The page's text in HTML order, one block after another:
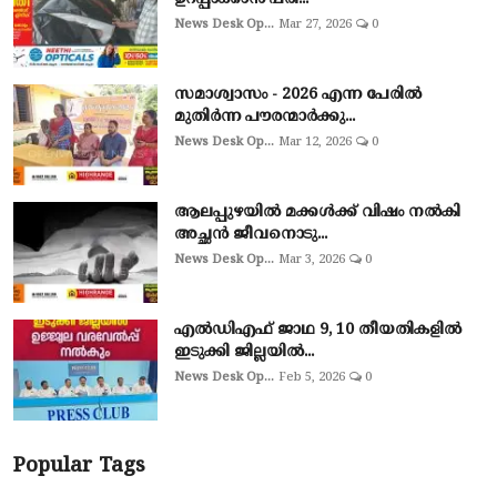
News Desk Op... Mar 27, 2026 0
സമാശ്വാസം - 2026 എന്ന പേരിൽ
മുതിർന്ന പൗരന്മാർക്കു...
News Desk Op... Mar 12, 2026 0
ആലപ്പുഴയില്‍ മക്കള്‍ക്ക് വിഷം നല്‍കി
അച്ഛൻ ജീവനൊടു...
News Desk Op... Mar 3, 2026 0
എല്‍ഡിഎഫ് ജാഥ 9, 10 തീയതികളില്‍
ഇടുക്കി ജില്ലയില്‍...
News Desk Op... Feb 5, 2026 0
Popular Tags